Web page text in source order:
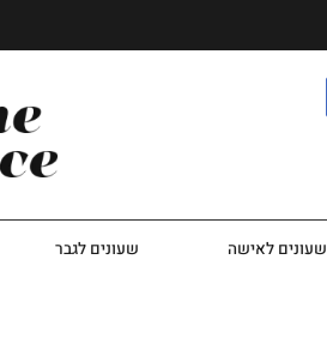
שעונים לאישה שעונים לגבר